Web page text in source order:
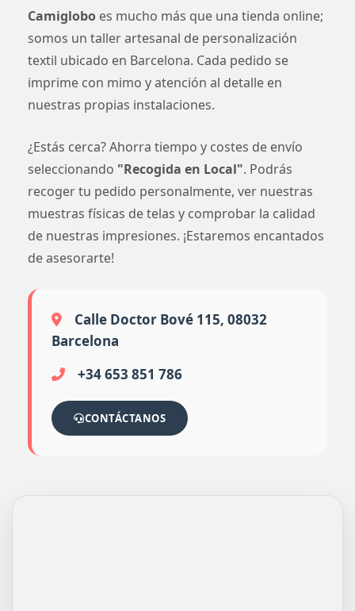
Camiglobo es mucho más que una tienda online;
somos un taller artesanal de personalización
textil ubicado en Barcelona. Cada pedido se
imprime con mimo y atención al detalle en
nuestras propias instalaciones.
¿Estás cerca? Ahorra tiempo y costes de envío
seleccionando "Recogida en Local". Podrás
recoger tu pedido personalmente, ver nuestras
muestras físicas de telas y comprobar la calidad
de nuestras impresiones. ¡Estaremos encantados
de asesorarte!
Calle Doctor Bové 115, 08032
Barcelona
+34 653 851 786
CONTÁCTANOS